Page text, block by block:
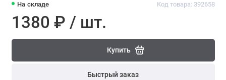
На складе Код товара: 392658
1380 ₽ / шт.
Купить
Быстрый заказ